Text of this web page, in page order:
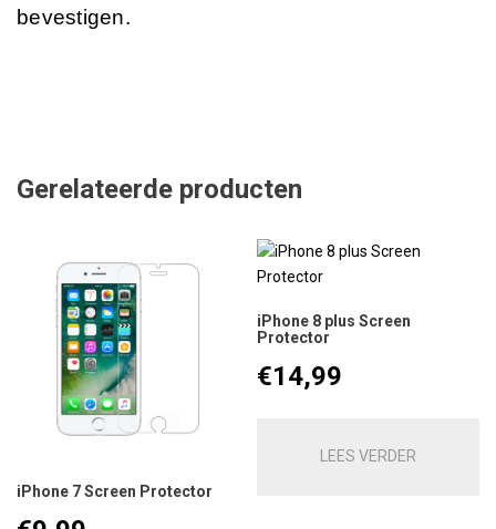
bevestigen.
Gerelateerde producten
iPhone 7 Screen Protector
iPhone 8 plus Screen
Protector
€14,99
LEES VERDER